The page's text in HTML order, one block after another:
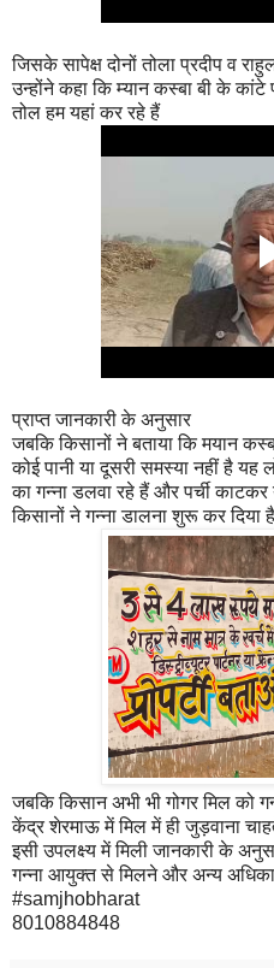
जिसके सापेक्ष दोनों तोला प्रदीप व
उन्होंने कहा कि म्यान कस्बा बी के
तोल हम यहां कर रहे हैं
प्राप्त जानकारी के अनुसार
जबकि किसानों ने बताया कि मयान
कोई पानी या दूसरी समस्या नहीं है यह
का गन्ना डलवा रहे हैं और पर्ची
किसानों ने गन्ना डालना शुरू कर दिया है
जबकि किसान अभी भी गोगर मिल को
केंद्र शेरमाऊ में मिल में ही जुड़वाना
इसी उपलक्ष्य में मिली जानकारी के
गन्ना आयुक्त से मिलने और अन्य
#samjhobharat
8010884848